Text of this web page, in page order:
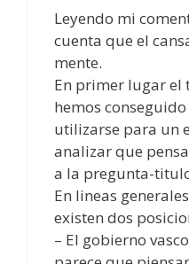
Leyendo mi
cuenta que el
mente.
En primer lugar el
hemos
utilizarse para un
analizar que
a la pregunta-
En lineas
existen dos
– El gobierno